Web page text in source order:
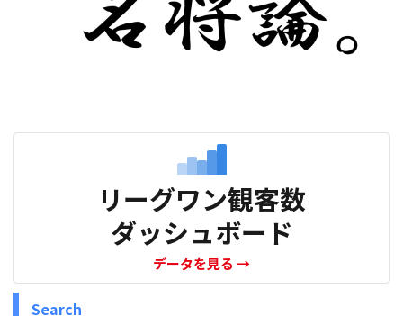
リーグワン観客数
ダッシュボード
データを見る →
Search